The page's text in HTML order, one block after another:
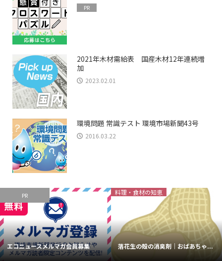
PR
2021年木材需給表 国産木材12年連続増
加
2023.02.01
環境問題 常識テスト 環境市場新聞43号
2016.03.22
PR
エコニュースメルマガ会員募集
料理・食材の知恵
落花生の殻の消臭剤｜おばあちゃ...